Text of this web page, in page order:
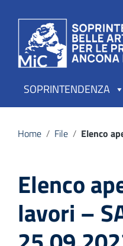
Vai al menu di
Vai al footer
SOPRINTENDENZA
Home / File /
Elenco
lavori –